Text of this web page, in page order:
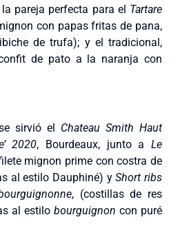
pareja perfecta para el Tartare
con papas fritas de pana,
de trufa); y el tradicional,
de pato a la naranja con
sirvió el Chateau Smith Haut
2020, Bourdeaux, junto aLe
mignon prime con costra de
al estilo Dauphiné) yShort ribs
, (costillas de res
al estilo bourguignon con puré